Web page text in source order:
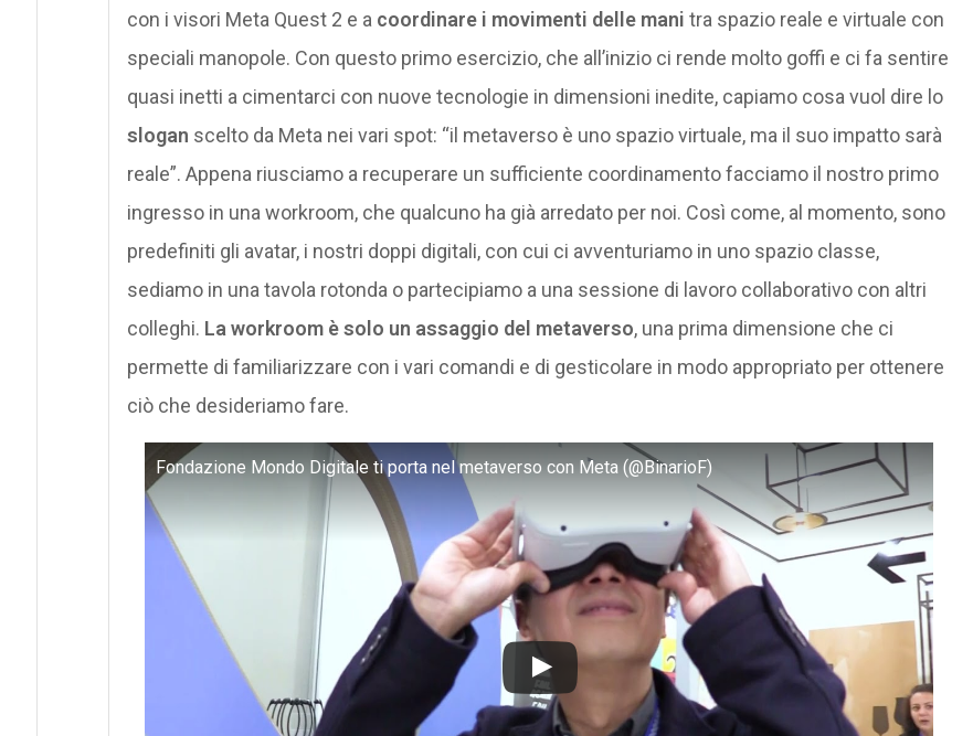
con i visori Meta Quest 2 e a coordinare i movimenti delle mani tra spazio reale e virtuale con
speciali manopole. Con questo primo esercizio, che all’inizio ci rende molto goffi e ci fa sentire
quasi inetti a cimentarci con nuove tecnologie in dimensioni inedite, capiamo cosa vuol dire lo
slogan scelto da Meta nei vari spot: “il metaverso è uno spazio virtuale, ma il suo impatto sarà
reale”. Appena riusciamo a recuperare un sufficiente coordinamento facciamo il nostro primo
ingresso in una workroom, che qualcuno ha già arredato per noi. Così come, al momento, sono
predefiniti gli avatar, i nostri doppi digitali, con cui ci avventuriamo in uno spazio classe,
sediamo in una tavola rotonda o partecipiamo a una sessione di lavoro collaborativo con altri
colleghi. La workroom è solo un assaggio del metaverso, una prima dimensione che ci
permette di familiarizzare con i vari comandi e di gesticolare in modo appropriato per ottenere
ciò che desideriamo fare.
Fondazione Mondo Digitale ti porta nel metaverso con Meta (@BinarioF)